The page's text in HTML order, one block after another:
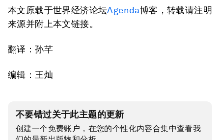
本文原载于世界经济论坛Agenda博客，转载请注明
来源并附上本文链接。
翻译：孙芊
编辑：王灿
不要错过关于此主题的更新
创建一个免费账户，在您的个性化内容合集中查看我